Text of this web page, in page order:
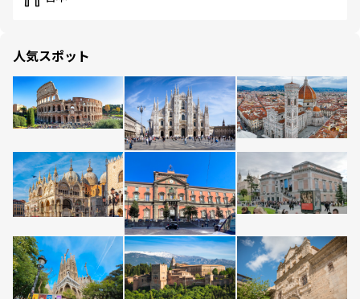
人気スポット